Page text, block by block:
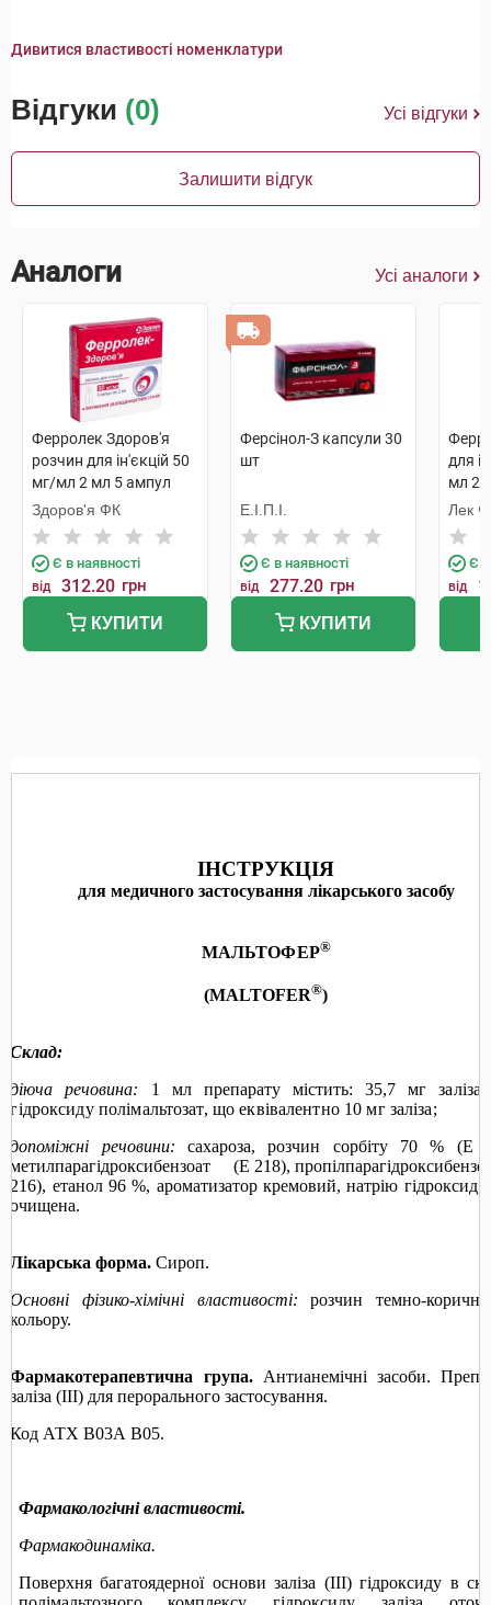
Дивитися властивості номенклатури
Відгуки (0) Усі відгуки
Залишити відгук
Аналоги Усі аналоги
Ферролек Здоров'я
розчин для ін'єкцій 50
мг/мл 2 мл 5 ампул
Здоров'я ФК
Є в наявності
від 312.20 грн
КУПИТИ
Ферсінол-З капсули 30
шт
Е.І.П.І.
Є в наявності
від 277.20 грн
КУПИТИ
для
мл 2
Лек
Є в
від